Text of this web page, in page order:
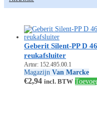
Geberit Silent-PP D
reukafsluiter
Artnr: 152.495.00.1
Magazijn Van Marcke
€2,94 incl. BTW